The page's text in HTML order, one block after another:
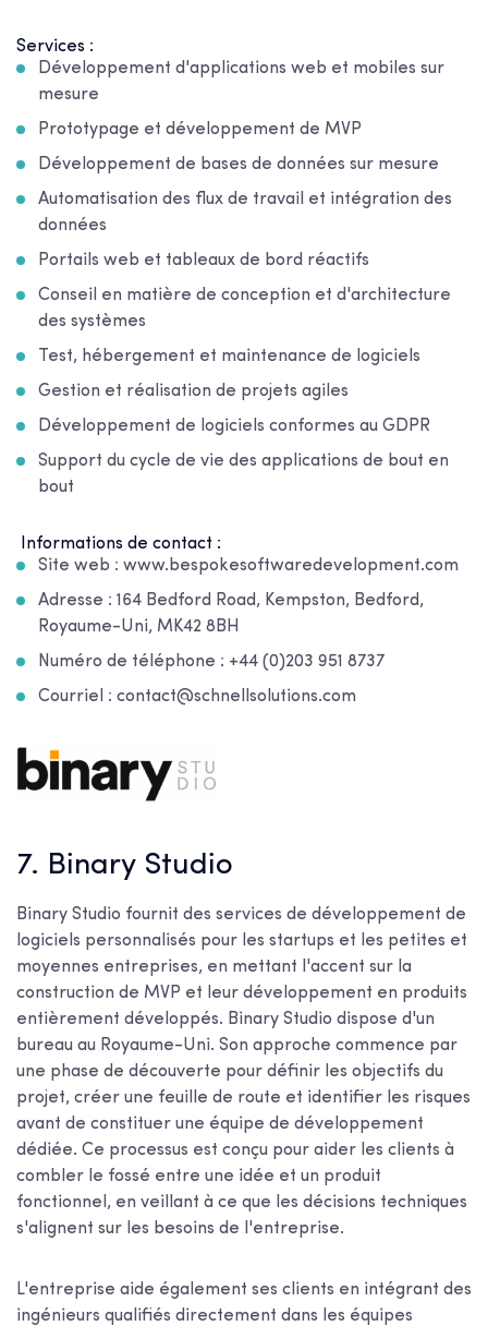
Services :
Développement d'applications web et mobiles sur
mesure
Prototypage et développement de MVP
Développement de bases de données sur mesure
Automatisation des flux de travail et intégration des
données
Portails web et tableaux de bord réactifs
Conseil en matière de conception et d'architecture
des systèmes
Test, hébergement et maintenance de logiciels
Gestion et réalisation de projets agiles
Développement de logiciels conformes au GDPR
Support du cycle de vie des applications de bout en
bout
Informations de contact :
Site web : www.bespokesoftwaredevelopment.com
Adresse : 164 Bedford Road, Kempston, Bedford,
Royaume-Uni, MK42 8BH
Numéro de téléphone : +44 (0)203 951 8737
Courriel : contact@schnellsolutions.com
7. Binary Studio
Binary Studio fournit des services de développement de
logiciels personnalisés pour les startups et les petites et
moyennes entreprises, en mettant l'accent sur la
construction de MVP et leur développement en produits
entièrement développés. Binary Studio dispose d'un
bureau au Royaume-Uni. Son approche commence par
une phase de découverte pour définir les objectifs du
projet, créer une feuille de route et identifier les risques
avant de constituer une équipe de développement
dédiée. Ce processus est conçu pour aider les clients à
combler le fossé entre une idée et un produit
fonctionnel, en veillant à ce que les décisions techniques
s'alignent sur les besoins de l'entreprise.
L'entreprise aide également ses clients en intégrant des
ingénieurs qualifiés directement dans les équipes